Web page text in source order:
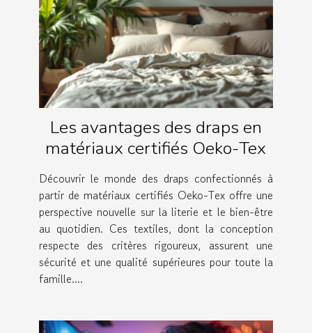
Les avantages des draps en
matériaux certifiés Oeko-Tex
Découvrir le monde des draps confectionnés à
partir de matériaux certifiés Oeko-Tex offre une
perspective nouvelle sur la literie et le bien-être
au quotidien. Ces textiles, dont la conception
respecte des critères rigoureux, assurent une
sécurité et une qualité supérieures pour toute la
famille....